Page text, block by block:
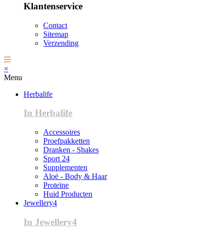
Klantenservice
Contact
Sitemap
Verzending
×
Menu
Herbalife
In Herbalife
Accessoires
Proefpakketten
Dranken - Shakes
Sport 24
Supplementen
Aloë - Body & Haar
Proteïne
Huid Producten
Jewellery4
In Jewellery4